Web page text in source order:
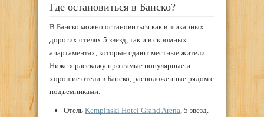
Где остановиться в Банско?
В Банско можно остановиться как в шикарных
дорогих отелях 5 звезд, так и в скромных
апартаментах, которые сдают местные жители.
Ниже я расскажу про самые популярные и
хорошие отели в Банско, расположенные рядом с
подъемниками.
Отель Kempinski Hotel Grand Arena , 5 звезд.